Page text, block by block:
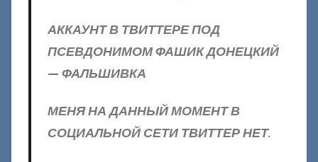
АККАУНТ В ТВИТТЕРЕ ПОД
ПСЕВДОНИМОМ ФАШИК ДОНЕЦКИЙ
— ФАЛЬШИВКА
МЕНЯ НА ДАННЫЙ МОМЕНТ В
СОЦИАЛЬНОЙ СЕТИ ТВИТТЕР НЕТ.